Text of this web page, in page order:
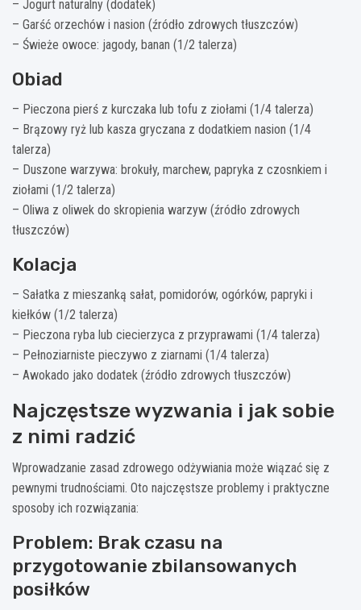
– Jogurt naturalny (dodatek)
– Garść orzechów i nasion (źródło zdrowych tłuszczów)
– Świeże owoce: jagody, banan (1/2 talerza)
Obiad
– Pieczona pierś z kurczaka lub tofu z ziołami (1/4 talerza)
– Brązowy ryż lub kasza gryczana z dodatkiem nasion (1/4
talerza)
– Duszone warzywa: brokuły, marchew, papryka z czosnkiem i
ziołami (1/2 talerza)
– Oliwa z oliwek do skropienia warzyw (źródło zdrowych
tłuszczów)
Kolacja
– Sałatka z mieszanką sałat, pomidorów, ogórków, papryki i
kiełków (1/2 talerza)
– Pieczona ryba lub ciecierzyca z przyprawami (1/4 talerza)
– Pełnoziarniste pieczywo z ziarnami (1/4 talerza)
– Awokado jako dodatek (źródło zdrowych tłuszczów)
Najczęstsze wyzwania i jak sobie
z nimi radzić
Wprowadzanie zasad zdrowego odżywiania może wiązać się z
pewnymi trudnościami. Oto najczęstsze problemy i praktyczne
sposoby ich rozwiązania:
Problem: Brak czasu na
przygotowanie zbilansowanych
posiłków